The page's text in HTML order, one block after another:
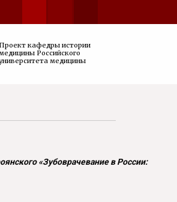
кафедры истории
Российского
медицины
«Зубоврачевание в России: